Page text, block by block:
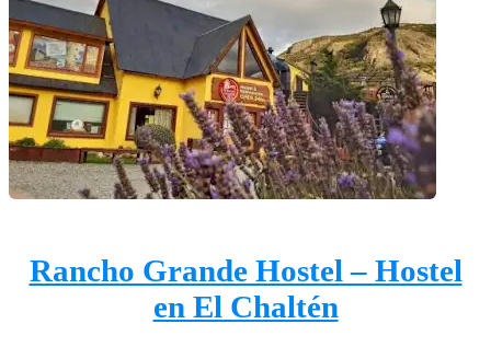
Rancho Grande Hostel – Hostel
en El Chaltén